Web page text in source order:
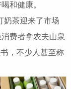
和健康。
奶茶迎来了市场
费者拿农夫山泉
，不少人甚至称